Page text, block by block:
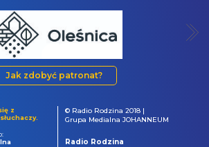
Jak zdobyć patronat?
z
© Radio Rodzina 2018 |
Grupa Medialna JOHANNEUM
Radio Rodzina